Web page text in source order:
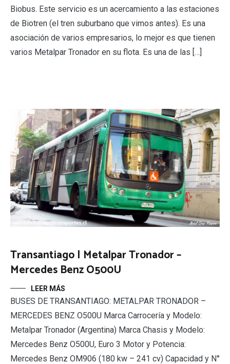
Biobus. Este servicio es un acercamiento a las estaciones
de Biotren (el tren suburbano que vimos antes). Es una
asociación de varios empresarios, lo mejor es que tienen
varios Metalpar Tronador en su flota. Es una de las […]
Transantiago | Metalpar Tronador –
Mercedes Benz O500U
LEER MÁS
BUSES DE TRANSANTIAGO: METALPAR TRONADOR –
MERCEDES BENZ O500U Marca Carrocería y Modelo:
Metalpar Tronador (Argentina) Marca Chasis y Modelo:
Mercedes Benz O500U, Euro 3 Motor y Potencia:
Mercedes Benz OM906 (180 kw – 241 cv) Capacidad y N°